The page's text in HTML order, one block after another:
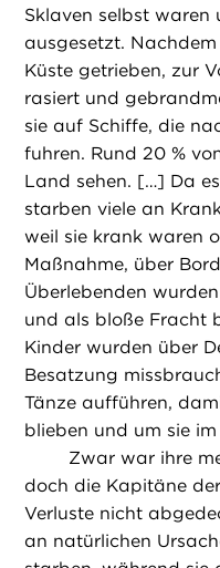
Sklaven selbst
ausgesetzt.
Küste getrieben, zur
rasiert und
sie auf Schiffe, die
fuhren. Rund 20 %
Land sehen. […] Da
starben viele an
weil sie krank waren
Maßnahme, über
Überlebenden
und als bloße Fracht
Kinder wurden über
Besatzung
Tänze aufführen,
blieben und um sie
Zwar war ihre
doch die Kapitäne
Verluste nicht
an natürlichen